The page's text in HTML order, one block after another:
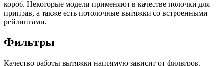
короб. Некоторые модели применяют в качестве полочки для
приправ, а также есть потолочные вытяжки со встроенными
рейлингами.
Фильтры
Качество работы вытяжки напрямую зависит от фильтров.